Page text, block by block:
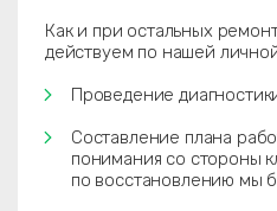
Как и при остальных
действуем по нашей
Проведение
Составление плана
понимания со стороны
по восстановлению мы